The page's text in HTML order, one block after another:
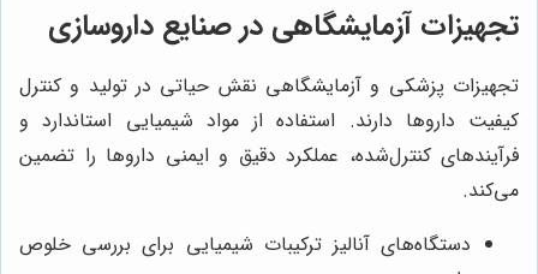
تجهیزات آزمایشگاهی در صنایع داروسازی
تجهیزات پزشکی و آزمایشگاهی نقش حیاتی در تولید و کنترل
کیفیت داروها دارند. استفاده از مواد شیمیایی استاندارد و
فرآیندهای کنترل‌شده، عملکرد دقیق و ایمنی داروها را تضمین
می‌کند.
دستگاه‌های آنالیز ترکیبات شیمیایی برای بررسی خلوص